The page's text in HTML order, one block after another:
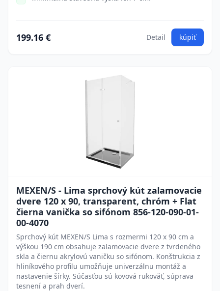
199.16 € Detail kúpiť
MEXEN/S - Lima sprchový kút zalamovacie
dvere 120 x 90, transparent, chróm + Flat
čierna vanička so sifónom 856-120-090-01-
00-4070
Sprchový kút MEXEN/S Lima s rozmermi 120 x 90 cm a
výškou 190 cm obsahuje zalamovacie dvere z tvrdeného
skla a čiernu akrylovú vaničku so sifónom. Konštrukcia z
hliníkového profilu umožňuje univerzálnu montáž a
nastavenie šírky. Súčasťou sú kovová rukoväť, súprava
tesnení a prah dverí.